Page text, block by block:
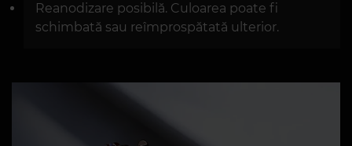
Reanodizare posibilă. Culoarea poate fi
schimbată sau reîmprospătată ulterior.